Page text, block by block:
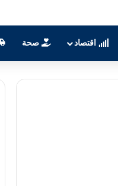
اقتصاد صحة